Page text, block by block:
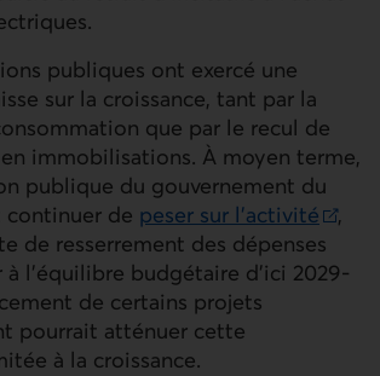
publiques ont exercé une
sur la croissance, tant par la
que par le recul de
immobilisations. À moyen terme,
publique du gouvernement du
continuer de peser sur l’activité
site.
,
de resserrement des dépenses
l’équilibre budgétaire d’ici 2029-
de certains projets
pourrait atténuer cette
à la croissance.